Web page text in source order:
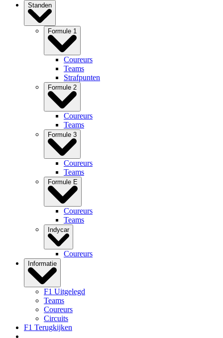
Standen
Formule 1
Coureurs
Teams
Strafpunten
Formule 2
Coureurs
Teams
Formule 3
Coureurs
Teams
Formule E
Coureurs
Teams
Indycar
Coureurs
Informatie
F1 Uitgelegd
Teams
Coureurs
Circuits
F1 Terugkijken